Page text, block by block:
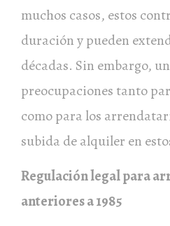
muchos casos, estos
duración y pueden
décadas. Sin embargo,
preocupaciones tanto
como para los
subida de alquiler en
Regulación legal para
anteriores a 1985